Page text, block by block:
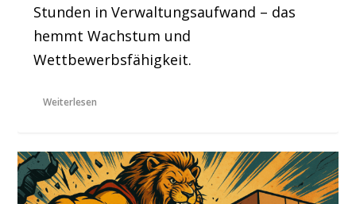
Stunden in Verwaltungsaufwand – das
hemmt Wachstum und
Wettbewerbsfähigkeit.
Weiterlesen